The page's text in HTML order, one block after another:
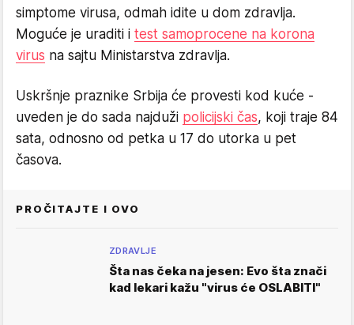
simptome virusa, odmah idite u dom zdravlja.
Moguće je uraditi i test samoprocene na korona
virus na sajtu Ministarstva zdravlja.
Uskršnje praznike Srbija će provesti kod kuće -
uveden je do sada najduži policijski čas, koji traje 84
sata, odnosno od petka u 17 do utorka u pet
časova.
PROČITAJTE I OVO
ZDRAVLJE
Šta nas čeka na jesen: Evo šta znači
kad lekari kažu "virus će OSLABITI"